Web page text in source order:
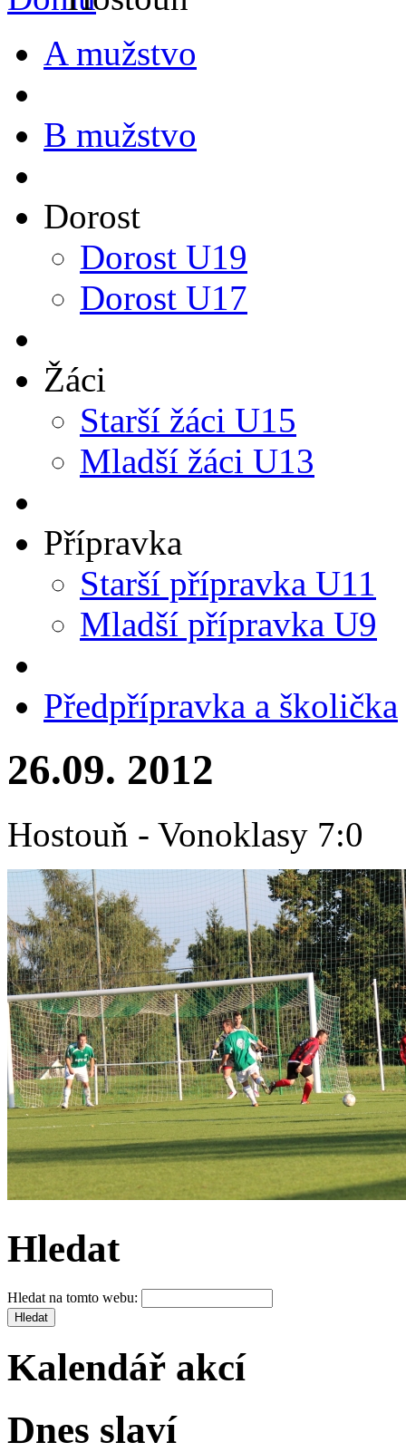
A mužstvo
B mužstvo
Dorost
Dorost U19
Dorost U17
Žáci
Starší žáci U15
Mladší žáci U13
Přípravka
Starší přípravka U11
Mladší přípravka U9
Předpřípravka a školička
26.09. 2012
Hostouň - Vonoklasy 7:0
Hledat
Hledat na tomto webu:
Kalendář akcí
Dnes slaví